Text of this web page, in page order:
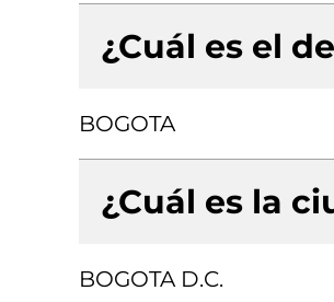
¿Cuál es el
BOGOTA
¿Cuál es la
BOGOTA D.C.